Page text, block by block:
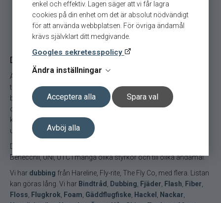
enkel och effektiv. Lagen säger att vi får lagra
cookies på din enhet om det är absolut nödvändigt
för att använda webbplatsen. För övriga ändamål
krävs självklart ditt medgivande.
Googles sekretesspolicy
Ändra inställningar
Acceptera alla Spara val
Avböj alla
Varumärken
Det är kul med flugbindning.
Är du gäddflugfiskare så har vi materialet till det. Fiskar du
torrfluga så finns det. Med andra ord så har vi det mesta som du
behöver. Saknar du ett material så slå oss en signal så ska vi se
om vi kan fixa fram det till dig. Våran långa erfarenhet och
kunskap gör att vi vet vad vi talar om. Vi har som sagt ett brett
utbud av flugbindningsmaterial.
Du hittar bindtråd från flera olika leverantörer så som Giorgio
Benecchii, UNI, UTC i många olika styrkor och till olika ändamål.
Vi har dubbing från Hareline, Fly-rite, The Fly Co, med flera. Listan
kan göras lång. Vi har Bindtråd , Dubbing, Fjäder, Flash, Fiber,
Floss, Flugkrok, Foam, Gäddflugfiske, Hackel , Nackar,